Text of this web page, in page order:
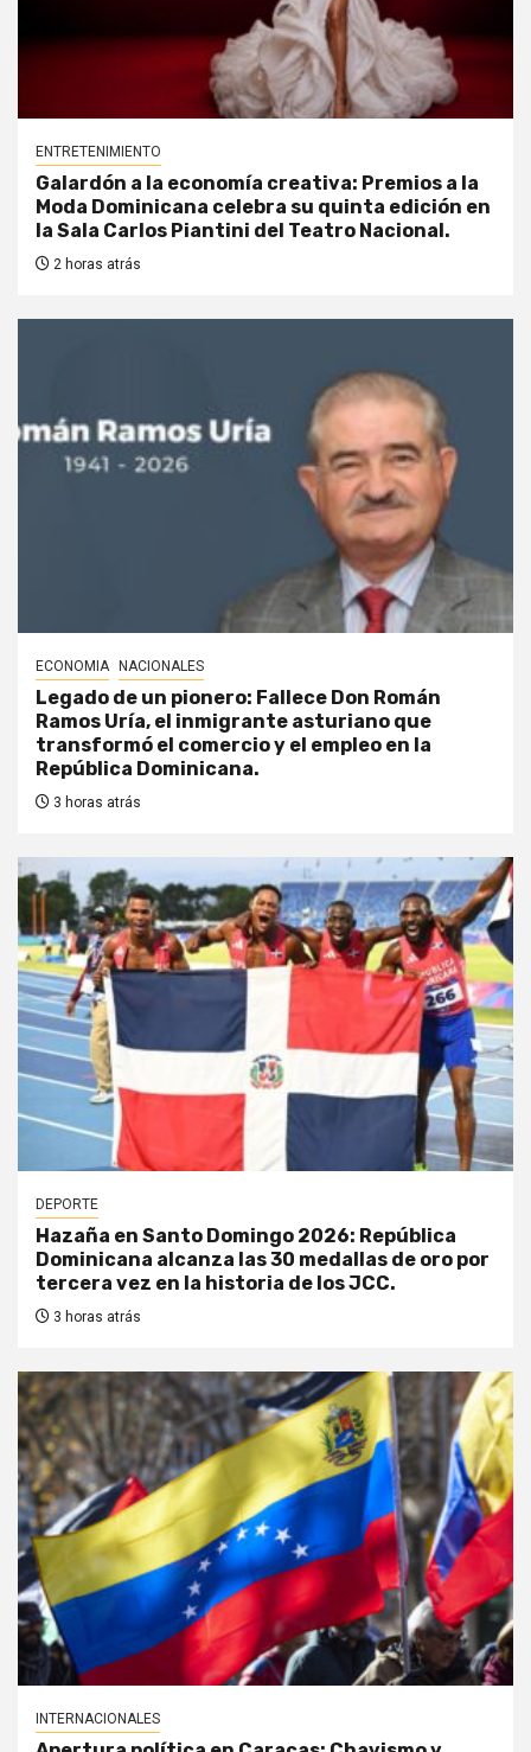
ENTRETENIMIENTO
Galardón a la economía creativa: Premios a la
Moda Dominicana celebra su quinta edición en
la Sala Carlos Piantini del Teatro Nacional.
2 horas atrás
ECONOMIA NACIONALES
Legado de un pionero: Fallece Don Román
Ramos Uría, el inmigrante asturiano que
transformó el comercio y el empleo en la
República Dominicana.
3 horas atrás
DEPORTE
Hazaña en Santo Domingo 2026: República
Dominicana alcanza las 30 medallas de oro por
tercera vez en la historia de los JCC.
3 horas atrás
INTERNACIONALES